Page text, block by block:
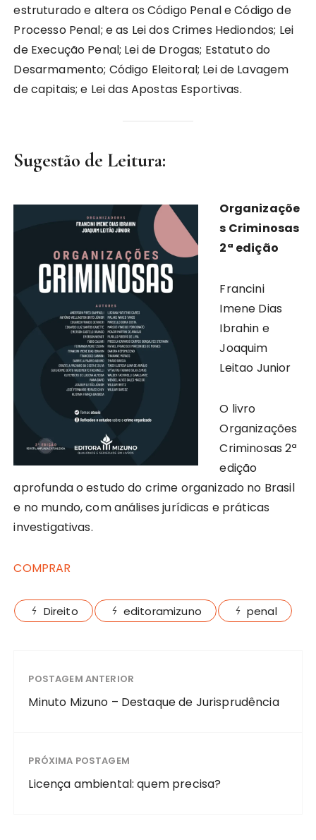
estruturado e altera os Código Penal e Código de
Processo Penal; e as Lei dos Crimes Hediondos; Lei
de Execução Penal; Lei de Drogas; Estatuto do
Desarmamento; Código Eleitoral; Lei de Lavagem
de capitais; e Lei das Apostas Esportivas.
Sugestão de Leitura:
Organizaçõe
s Criminosas
2ª edição
Francini
Imene Dias
Ibrahin e
Joaquim
Leitao Junior
O livro
Organizações
Criminosas 2ª
edição
aprofunda o estudo do crime organizado no Brasil
e no mundo, com análises jurídicas e práticas
investigativas.
COMPRAR
Direito editoramizuno penal
POSTAGEM ANTERIOR
Minuto Mizuno – Destaque de Jurisprudência
PRÓXIMA POSTAGEM
Licença ambiental: quem precisa?